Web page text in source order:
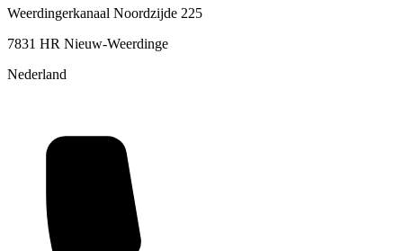
Weerdingerkanaal Noordzijde 225
7831 HR Nieuw-Weerdinge
Nederland